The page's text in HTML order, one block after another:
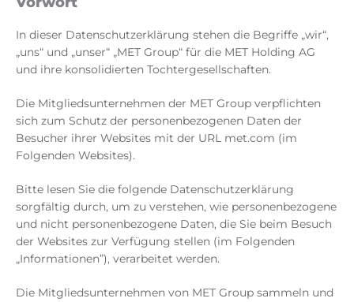
In dieser Datenschutzerklärung stehen die Begriffe „wir“,
„uns“ und „unser“ „MET Group“ für die MET Holding AG
und ihre konsolidierten Tochtergesellschaften.
Die Mitgliedsunternehmen der MET Group verpflichten
sich zum Schutz der personenbezogenen Daten der
Besucher ihrer Websites mit der URL met.com (im
Folgenden Websites).
Bitte lesen Sie die folgende Datenschutzerklärung
sorgfältig durch, um zu verstehen, wie personenbezogene
und nicht personenbezogene Daten, die Sie beim Besuch
der Websites zur Verfügung stellen (im Folgenden
„Informationen”), verarbeitet werden.
Die Mitgliedsunternehmen von MET Group sammeln und